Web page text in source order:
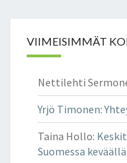
VIIMEISIMMÄT
Nettilehti
Yrjö Timonen:
Taina Hollo:
Suomessa